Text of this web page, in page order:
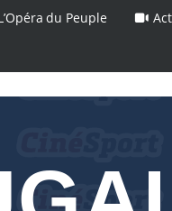
du Peuple